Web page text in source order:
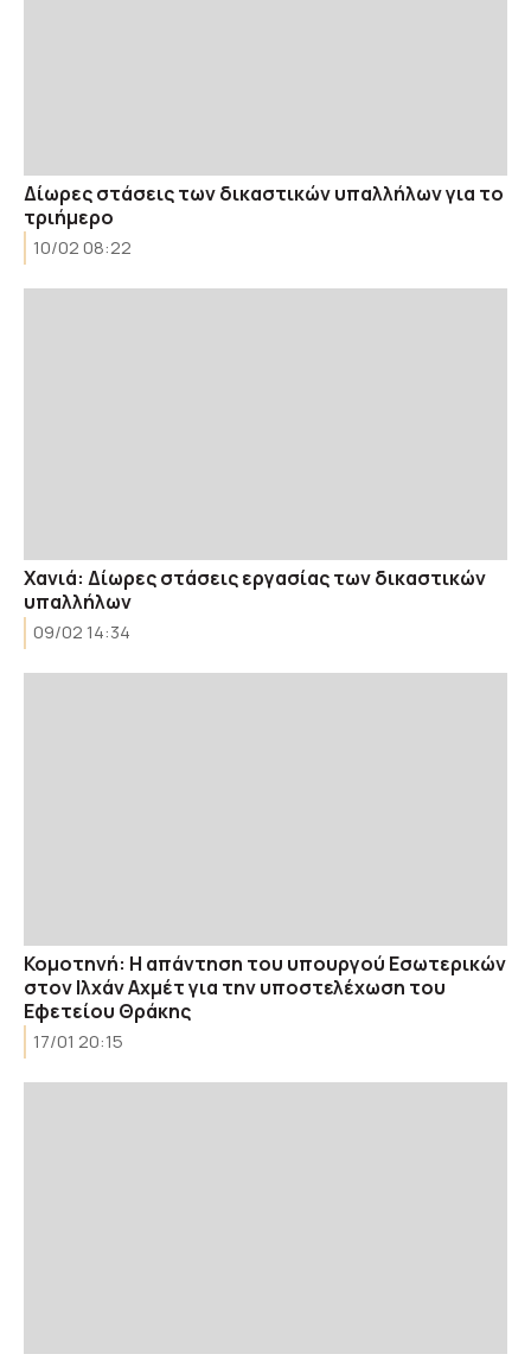
Δίωρες στάσεις των δικαστικών υπαλλήλων για το
τριήμερο
10/02 08:22
Χανιά: Δίωρες στάσεις εργασίας των δικαστικών
υπαλλήλων
09/02 14:34
Κομοτηνή: Η απάντηση του υπουργού Εσωτερικών
στον Ιλχάν Αχμέτ για την υποστελέχωση του
Εφετείου Θράκης
17/01 20:15